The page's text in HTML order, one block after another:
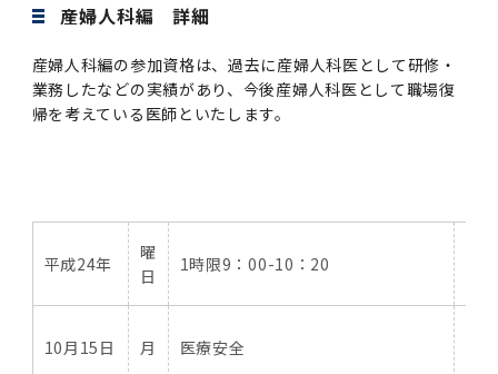
産婦人科編 詳細
産婦人科編の参加資格は、過去に産婦人科医として研修・
業務したなどの実績があり、今後産婦人科医として職場復
帰を考えている医師といたします。
平成24年
曜
日
1時限9：00-10：20
10月15日 月 医療安全